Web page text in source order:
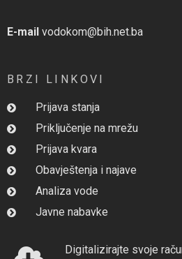
E-mail vodokom@bih.net.ba
BRZI LINKOVI
Prijava stanja
Priključenje na mrežu
Prijava kvara
Obavještenja i najave
Analiza vode
Javne nabavke
Digitalizirajte svoje